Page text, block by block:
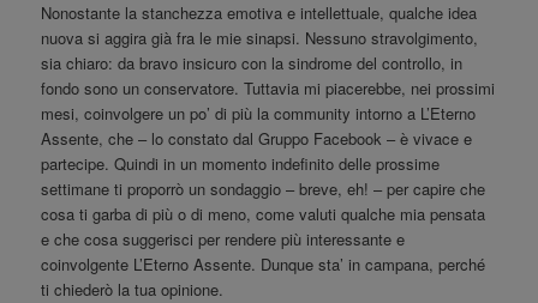
Nonostante la stanchezza emotiva e intellettuale, qualche idea
nuova si aggira già fra le mie sinapsi. Nessuno stravolgimento,
sia chiaro: da bravo insicuro con la sindrome del controllo, in
fondo sono un conservatore. Tuttavia mi piacerebbe, nei prossimi
mesi, coinvolgere un po’ di più la community intorno a L’Eterno
Assente, che – lo constato dal Gruppo Facebook – è vivace e
partecipe. Quindi in un momento indefinito delle prossime
settimane ti proporrò un sondaggio – breve, eh! – per capire che
cosa ti garba di più o di meno, come valuti qualche mia pensata
e che cosa suggerisci per rendere più interessante e
coinvolgente L’Eterno Assente. Dunque sta’ in campana, perché
ti chiederò la tua opinione.